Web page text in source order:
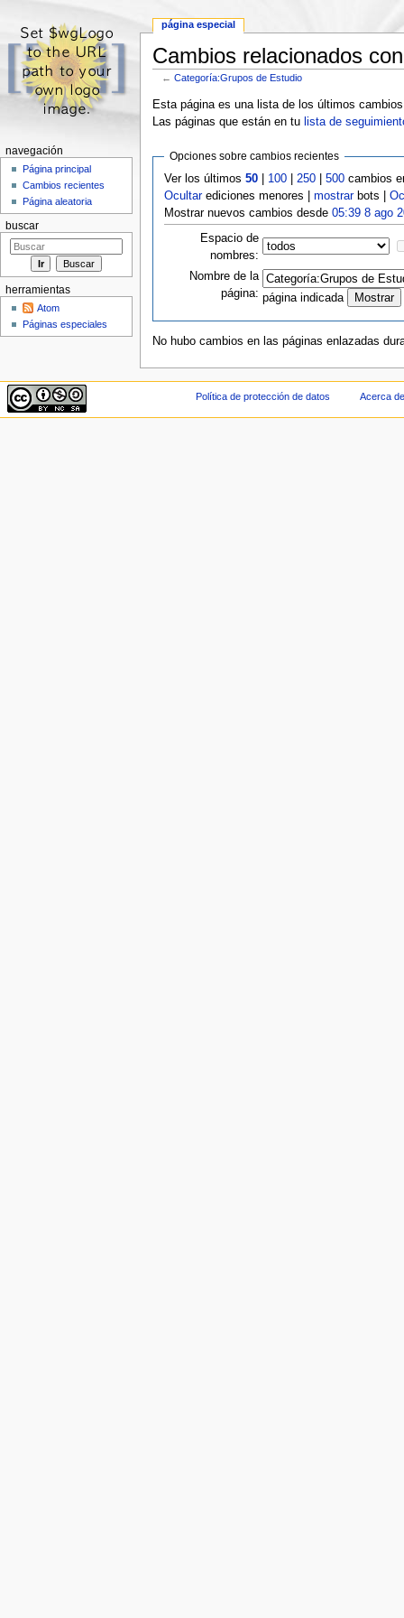
Cambios relacionados
←Categoría:Grupos de Estudio
Esta página es una lista de los últimos
Las páginas que están en tu lista de
Opciones sobre cambios recientes
Ver los últimos50 100 250 |500 cambios
Ocultarediciones menores |mostrarbots |
Mostrar nuevos cambios desde05:39 8 ago
Espacio de
nombres:
Nombre de la
página: página indicada
No hubo cambios en las páginas enlazadas
página especial
navegación
Página principal
Cambios recientes
Página aleatoria
buscar
herramientas
Atom
Páginas especiales
Política de protección de datos Acerca